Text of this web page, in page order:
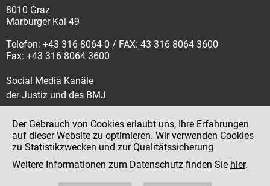
8010 Graz
Marburger Kai 49
Telefon: +43 316 8064-0 / FAX: 43 316 8064 3600
Fax: +43 316 8064 3600
Social Media Kanäle
der Justiz und des BMJ
Impressum
Datenschutz
Der Gebrauch von Cookies erlaubt uns, Ihre Erfahrungen
auf dieser Website zu optimieren. Wir verwenden Cookies
zu Statistikzwecken und zur Qualitätssicherung
Weitere Informationen zum Datenschutz finden Sie hier.